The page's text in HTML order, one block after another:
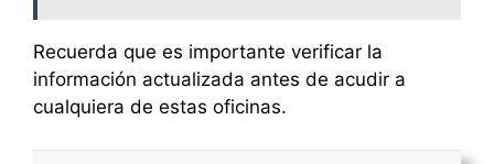
Recuerda que es importante verificar la
información actualizada antes de acudir a
cualquiera de estas oficinas.